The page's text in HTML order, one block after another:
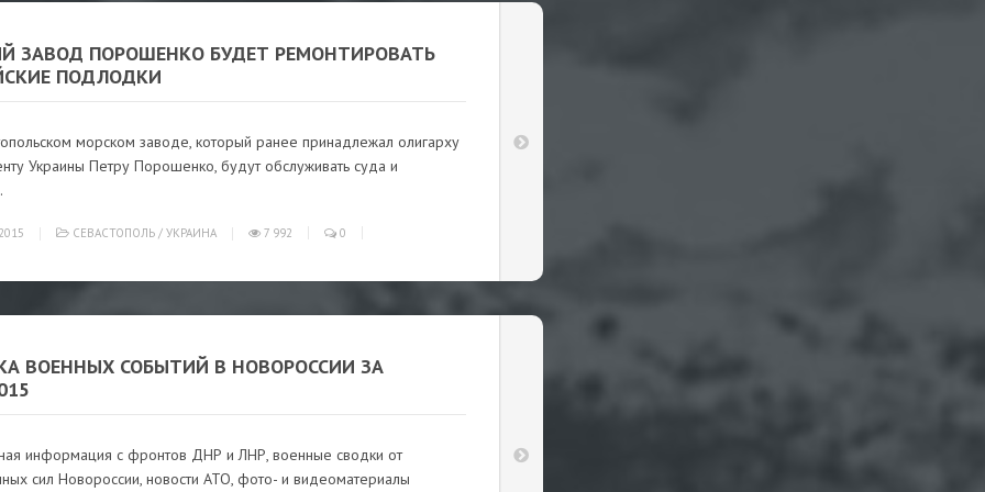
ЗАВОД ПОРОШЕНКО БУДЕТ РЕМОНТИРОВАТЬ
ПОДЛОДКИ
морском заводе, который ранее принадлежал олигарху
Украины Петру Порошенко, будут обслуживать суда и
СЕВАСТОПОЛЬ / УКРАИНА 7 992 0
ВОЕННЫХ СОБЫТИЙ В НОВОРОССИИ ЗА
информация с фронтов ДНР и ЛНР, военные сводки от
сил Новороссии, новости АТО, фото- и видеоматериалы